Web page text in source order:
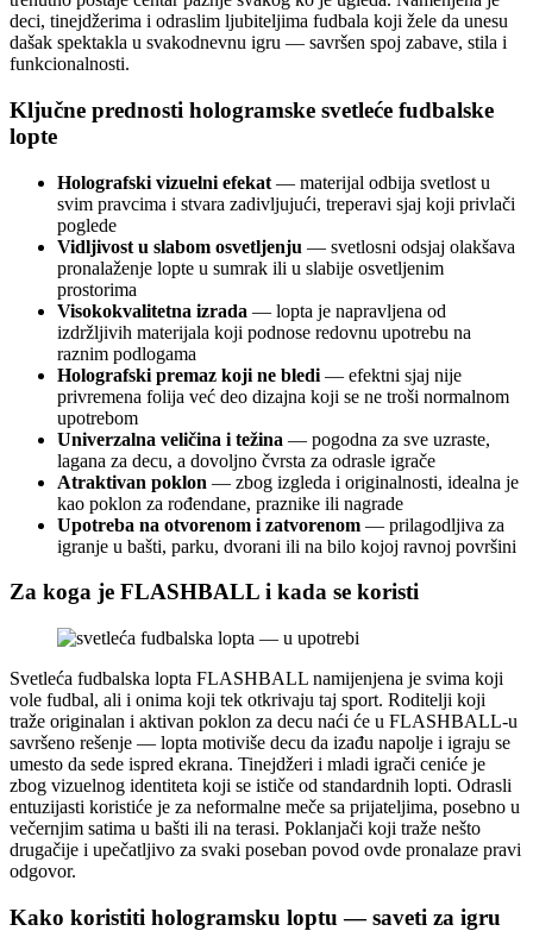
deci, tinejdžerima i odraslim ljubiteljima fudbala koji žele da unesu
dašak spektakla u svakodnevnu igru — savršen spoj zabave, stila i
funkcionalnosti.
Ključne prednosti hologramske svetleće fudbalske
lopte
Holografski vizuelni efekat — materijal odbija svetlost u
svim pravcima i stvara zadivljujući, treperavi sjaj koji privlači
poglede
Vidljivost u slabom osvetljenju — svetlosni odsjaj olakšava
pronalaženje lopte u sumrak ili u slabije osvetljenim
prostorima
Visokokvalitetna izrada — lopta je napravljena od
izdržljivih materijala koji podnose redovnu upotrebu na
raznim podlogama
Holografski premaz koji ne bledi — efektni sjaj nije
privremena folija već deo dizajna koji se ne troši normalnom
upotrebom
Univerzalna veličina i težina — pogodna za sve uzraste,
lagana za decu, a dovoljno čvrsta za odrasle igrače
Atraktivan poklon — zbog izgleda i originalnosti, idealna je
kao poklon za rođendane, praznike ili nagrade
Upotreba na otvorenom i zatvorenom — prilagodljiva za
igranje u bašti, parku, dvorani ili na bilo kojoj ravnoj površini
Za koga je FLASHBALL i kada se koristi
Svetleća fudbalska lopta FLASHBALL namijenjena je svima koji
vole fudbal, ali i onima koji tek otkrivaju taj sport. Roditelji koji
traže originalan i aktivan poklon za decu naći će u FLASHBALL-u
savršeno rešenje — lopta motiviše decu da izađu napolje i igraju se
umesto da sede ispred ekrana. Tinejdžeri i mladi igrači ceniće je
zbog vizuelnog identiteta koji se ističe od standardnih lopti. Odrasli
entuzijasti koristiće je za neformalne meče sa prijateljima, posebno u
večernjim satima u bašti ili na terasi. Poklanjači koji traže nešto
drugačije i upečatljivo za svaki poseban povod ovde pronalaze pravi
odgovor.
Kako koristiti hologramsku loptu — saveti za igru